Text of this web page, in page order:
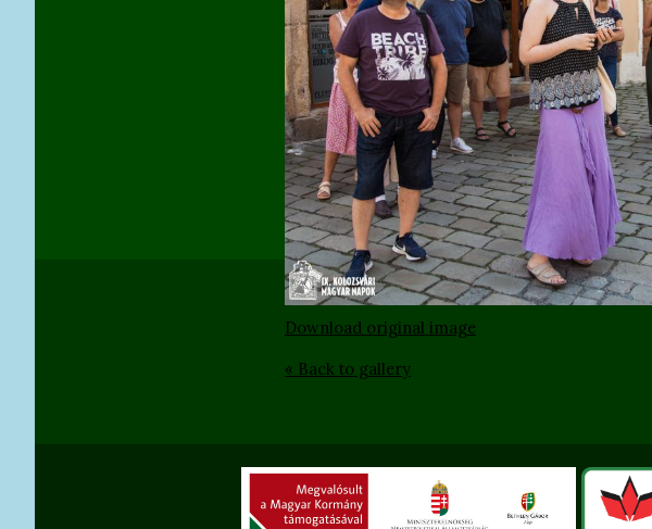
Download original image
« Back to gallery